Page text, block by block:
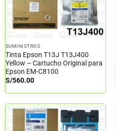
SUMINISTROS
Tinta Epson T13J T13J400
Yellow – Cartucho Original para
Epson EM-C8100
S/560.00